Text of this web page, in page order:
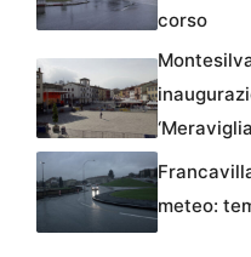
corso
meteo: